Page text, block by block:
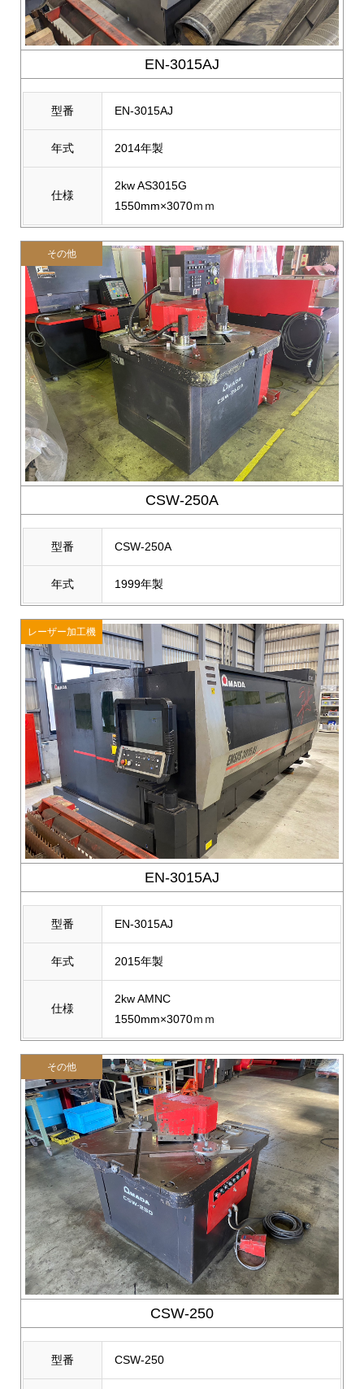
EN-3015AJ
型番 EN-3015AJ
年式 2014年製
仕様
2kw AS3015G
1550mm×3070ｍｍ
その他
CSW-250A
型番 CSW-250A
年式 1999年製
レーザー加工機
EN-3015AJ
型番 EN-3015AJ
年式 2015年製
仕様
2kw AMNC
1550mm×3070ｍｍ
その他
CSW-250
型番 CSW-250